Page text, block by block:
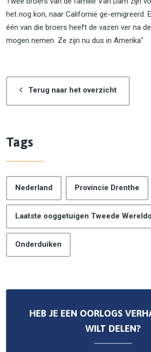
het nog kon, naar Californië ge-emigreerd.
één van die broers heeft de vazen ver na
mogen nemen. Ze zijn nu dus in Amerika"
Terug naar het overzicht
Tags
Nederland Provincie Drenthe
Laatste ooggetuigen Tweede
Onderduiken
HEB JE EEN OORLOGS
WILT DELEN?